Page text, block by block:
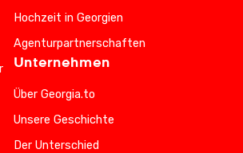
Hochzeit in Georgien
Agenturpartnerschaften
Unternehmen
Über Georgia.to
Unsere Geschichte
Der Unterschied